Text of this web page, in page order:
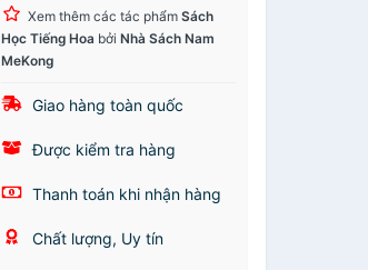
Xem thêm các tác phẩmSách
Học Tiếng Hoa bởiNhà Sách Nam
MeKong
Giao hàng toàn quốc
Được kiểm tra hàng
Thanh toán khi nhận hàng
Chất lượng, Uy tín